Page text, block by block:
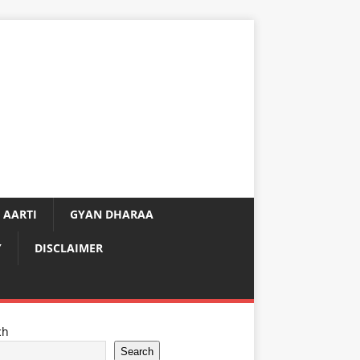
GYAN DHARAA
DISCLAIMER
Search